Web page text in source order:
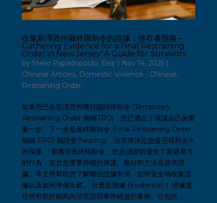
收集新澤西州最終限制令的證據：倖存者指南 –
Gathering Evidence for a Final Restraining
Order in New Jersey: A Guide for Survivors
by Stelio Papadopoulo, Esq. | Nov 14, 2025|
Chinese Articles, Domestic Violence - Chinese,
Restraining Order
如果您已在新澤西州獲得臨時限制令 (Temporary
Restraining Order 簡稱TRO)，您已邁出了保護自己的重
要一步。下一步是最終限制令 (Final Restraining Order
簡稱 FRO) 聽證會(hearing)，法官將決定您是否得到永久
的保護。 要獲得最終限制令，您必須證明發生了家庭暴力
的行為，並且您需要持續的保護。最好的方法是提供證
據。本文將幫助您了解哪些證據有用、如何安全地收集證
據以及如何準備出庭。 什麼是證據 (Evidence)？ 證據是
任何有助於能夠向法官證明事件經過的事物。它包括：...